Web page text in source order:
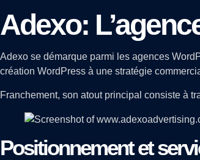
Adexo:
Adexo se démarque parmi les agences
création WordPress à une stratégie
Franchement, son atout principal consiste à
Positionnement et